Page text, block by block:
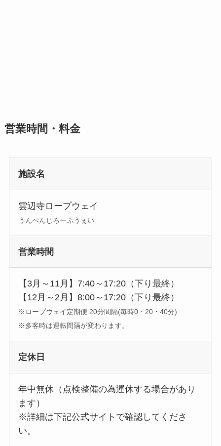
営業時間・料金
施設名
雲辺寺ロープウェイ
うんぺんじろーぷうぇい
営業時間
【3月～11月】7:40～17:20（下り最終）
【12月～2月】8:00～17:20（下り最終）
※ロープウェイ定期便:20分間隔(毎時0・20・40分)
※多客時は運転間隔が変わります。
定休日
年中無休（点検整備の為運休する場合があり
ます）
※詳細は下記公式サイトで確認してくださ
い。